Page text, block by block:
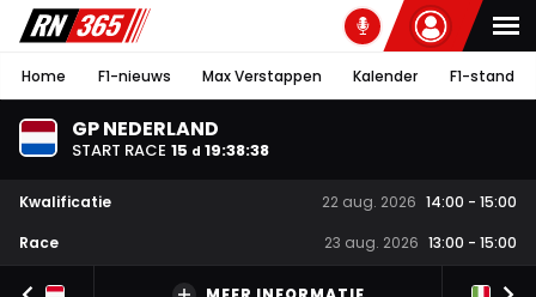
Home F1-nieuws Max Verstappen Kalender F1-stand
GP NEDERLAND
START RACE 15 d 19:38:38
Kwalificatie 22 aug. 2026 14:00 - 15:00
Race
23 aug. 2026 13:00 - 15:00